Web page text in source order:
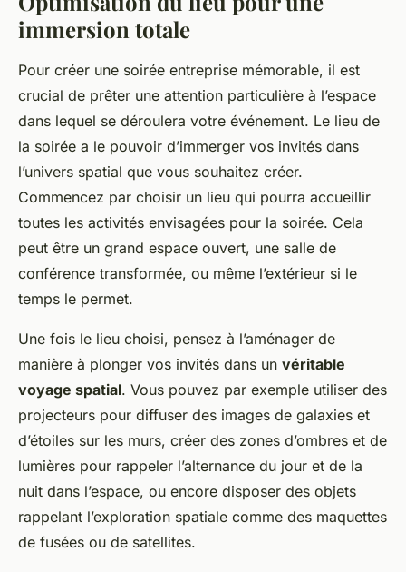
immersion totale
Pour créer une soirée entreprise mémorable, il est
crucial de prêter une attention particulière à l’espace
dans lequel se déroulera votre événement. Le lieu de
la soirée a le pouvoir d’immerger vos invités dans
l’univers spatial que vous souhaitez créer.
Commencez par choisir un lieu qui pourra accueillir
toutes les activités envisagées pour la soirée. Cela
peut être un grand espace ouvert, une salle de
conférence transformée, ou même l’extérieur si le
temps le permet.
Une fois le lieu choisi, pensez à l’aménager de
manière à plonger vos invités dans un véritable
voyage spatial. Vous pouvez par exemple utiliser des
projecteurs pour diffuser des images de galaxies et
d’étoiles sur les murs, créer des zones d’ombres et de
lumières pour rappeler l’alternance du jour et de la
nuit dans l’espace, ou encore disposer des objets
rappelant l’exploration spatiale comme des maquettes
de fusées ou de satellites.